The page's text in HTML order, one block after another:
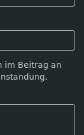
im Beitrag an